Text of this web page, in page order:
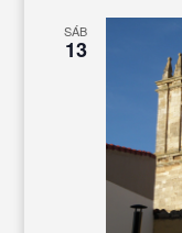
SÁB
13